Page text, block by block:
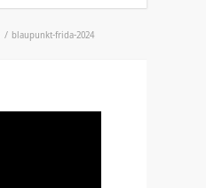
/ blaupunkt-frida-2024